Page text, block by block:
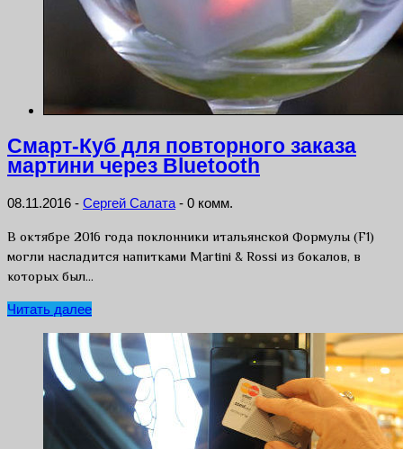
Смарт-Куб для повторного заказа
мартини через Bluetooth
08.11.2016 - Сергей Салата - 0 комм.
В октябре 2016 года поклонники итальянской Формулы (F1)
могли насладится напитками Martini & Rossi из бокалов, в
которых был…
Читать далее